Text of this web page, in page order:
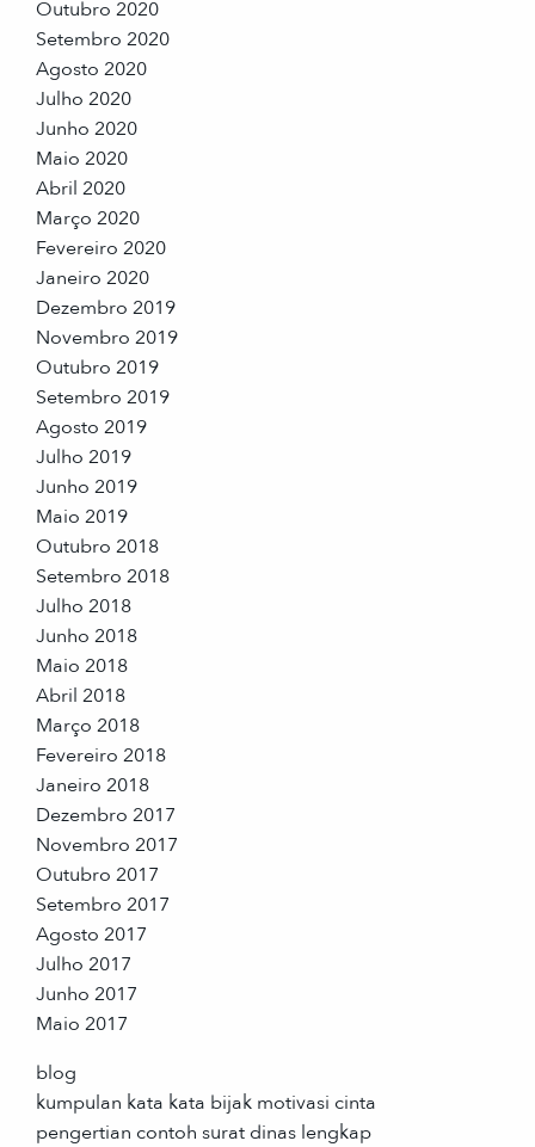
Outubro 2020
Setembro 2020
Agosto 2020
Julho 2020
Junho 2020
Maio 2020
Abril 2020
Março 2020
Fevereiro 2020
Janeiro 2020
Dezembro 2019
Novembro 2019
Outubro 2019
Setembro 2019
Agosto 2019
Julho 2019
Junho 2019
Maio 2019
Outubro 2018
Setembro 2018
Julho 2018
Junho 2018
Maio 2018
Abril 2018
Março 2018
Fevereiro 2018
Janeiro 2018
Dezembro 2017
Novembro 2017
Outubro 2017
Setembro 2017
Agosto 2017
Julho 2017
Junho 2017
Maio 2017
blog
kumpulan kata kata bijak motivasi cinta
pengertian contoh surat dinas lengkap